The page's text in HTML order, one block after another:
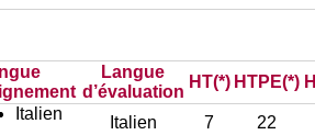
Langue
d’évaluation
HT(*) HTPE(*)
Italien
Italien 7 22